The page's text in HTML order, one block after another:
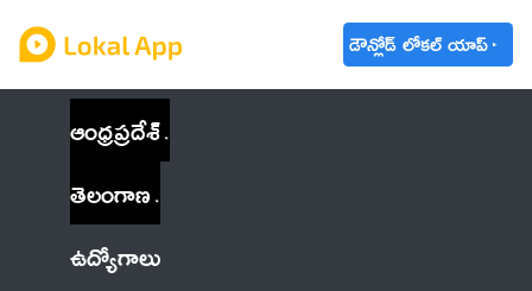
డౌన్లోడ్ లోకల్ యాప్
ఆంధ్రప్రదేశ్
తెలంగాణ
ఉద్యోగాలు